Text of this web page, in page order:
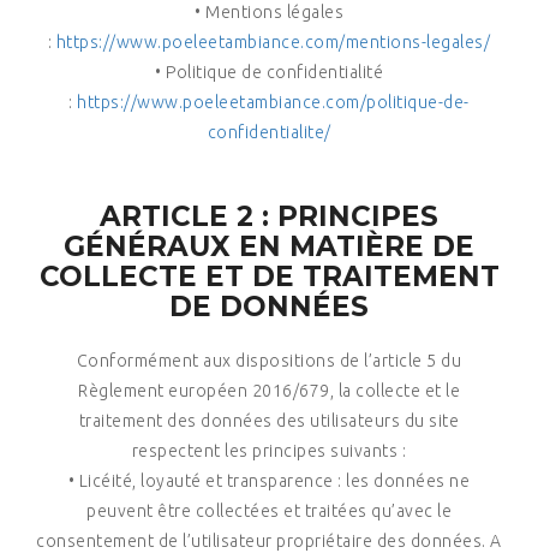
• Mentions légales
: https://www.poeleetambiance.com/mentions-legales/
• Politique de confidentialité
: https://www.poeleetambiance.com/politique-de-
confidentialite/
ARTICLE 2 : PRINCIPES
GÉNÉRAUX EN MATIÈRE DE
COLLECTE ET DE TRAITEMENT
DE DONNÉES
Conformément aux dispositions de l’article 5 du
Règlement européen 2016/679, la collecte et le
traitement des données des utilisateurs du site
respectent les principes suivants :
• Licéité, loyauté et transparence : les données ne
peuvent être collectées et traitées qu’avec le
consentement de l’utilisateur propriétaire des données. A